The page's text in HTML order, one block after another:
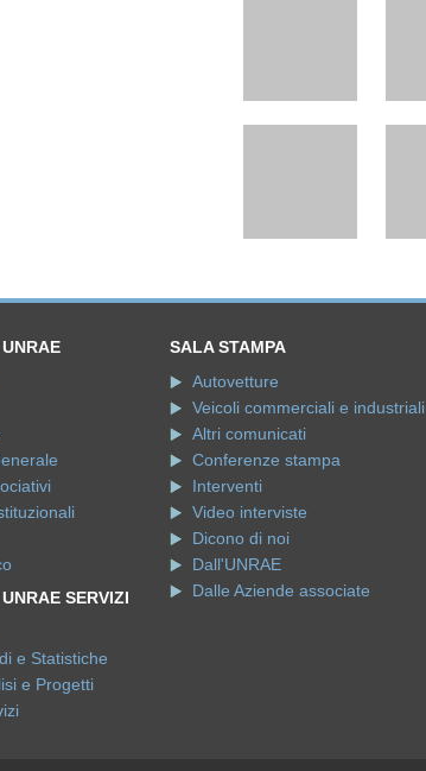
SERVIZI
e Statistiche
e Progetti
SALA STAMPA
Autovetture
Veicoli commerciali e industriali
Altri comunicati
Conferenze stampa
Interventi
Video interviste
Dicono di noi
Dall'UNRAE
Dalle Aziende associate